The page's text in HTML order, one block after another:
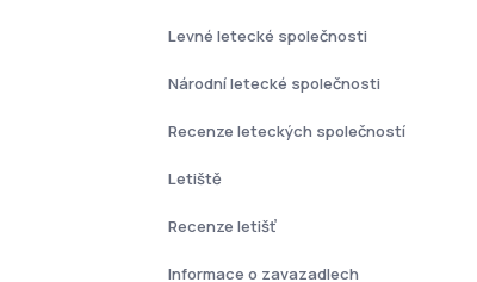
Levné letecké společnosti
Národní letecké společnosti
Recenze leteckých společností
Letiště
Recenze letišť
Informace o zavazadlech